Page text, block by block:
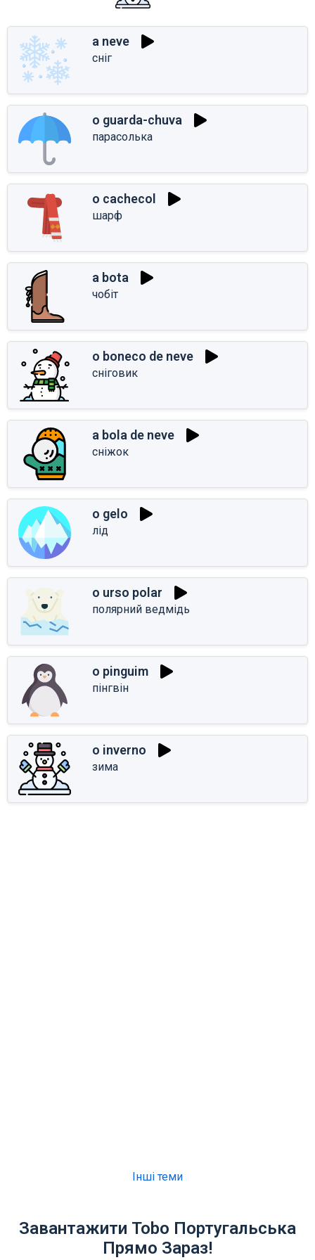
a neve
сніг
o guarda-chuva
парасолька
o cachecol
шарф
a bota
чобіт
o boneco de neve
сніговик
a bola de neve
сніжок
o gelo
лід
o urso polar
полярний ведмідь
o pinguim
пінгвін
o inverno
зима
Інші теми
Завантажити Tobo Португальська
Прямо Зараз!